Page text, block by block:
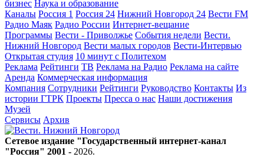
бизнес Наука и образование
Каналы Россия 1 Россия 24 Нижний Новгород 24 Вести FM
Радио Маяк Радио России Интернет-вещание
Программы Вести - Приволжье События недели Вести.
Нижний Новгород Вести малых городов Вести-Интервью
Открытая студия 10 минут с Политехом
Реклама Рейтинги ТВ Реклама на Радио Реклама на сайте
Аренда Коммерческая информация
Компания Сотрудники Рейтинги Руководство Контакты Из
истории ГТРК Проекты Пресса о нас Наши достижения
Музей
Сервисы Архив
Сетевое издание "Государственный интернет-канал
"Россия" 2001 - 2026.